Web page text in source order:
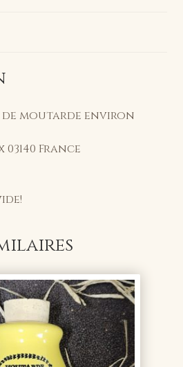
de moutarde environ
France